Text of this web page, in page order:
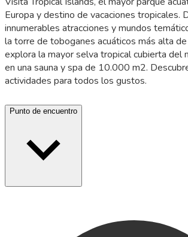
Europa y destino de vacaciones tropicales.
innumerables atracciones y mundos
la torre de toboganes acuáticos más alta
explora la mayor selva tropical cubierta del
en una sauna y spa de 10.000 m2.
actividades para todos los gustos.
Punto de encuentro